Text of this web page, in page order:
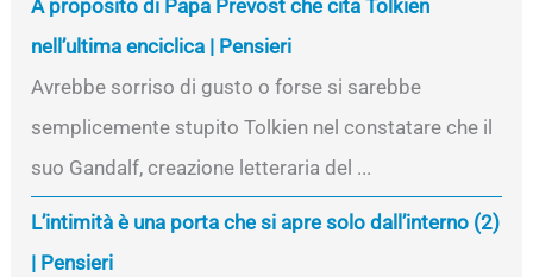
A proposito di Papa Prevost che cita Tolkien
nell’ultima enciclica | Pensieri
Avrebbe sorriso di gusto o forse si sarebbe
semplicemente stupito Tolkien nel constatare che il
suo Gandalf, creazione letteraria del ...
L’intimità è una porta che si apre solo dall’interno (2)
| Pensieri